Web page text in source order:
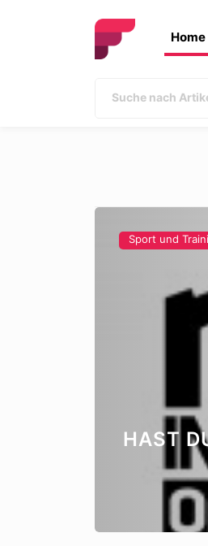
Home
Sport und
HAST